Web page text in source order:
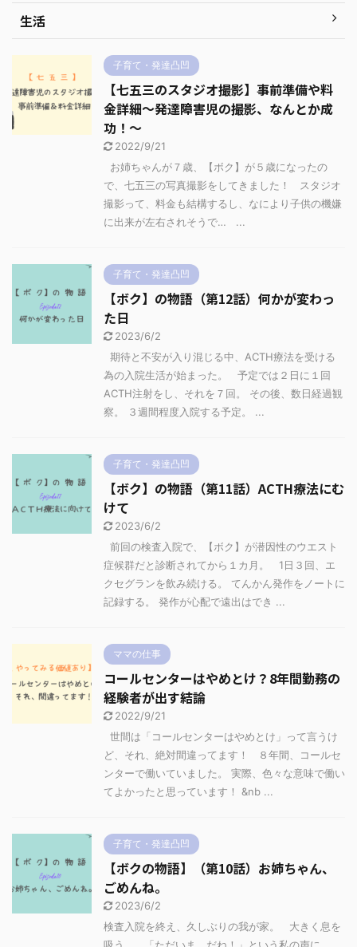
生活
子育て・発達凸凹
【七五三のスタジオ撮影】事前準備や料
金詳細～発達障害児の撮影、なんとか成
功！～
2022/9/21
お姉ちゃんが７歳、【ボク】が５歳になったの
で、七五三の写真撮影をしてきました！ スタジオ
撮影って、料金も結構するし、なにより子供の機嫌
に出来が左右されそうで… ...
子育て・発達凸凹
【ボク】の物語（第12話）何かが変わっ
た日
2023/6/2
期待と不安が入り混じる中、ACTH療法を受ける
為の入院生活が始まった。 予定では２日に１回
ACTH注射をし、それを７回。 その後、数日経過観
察。 ３週間程度入院する予定。 ...
子育て・発達凸凹
【ボク】の物語（第11話）ACTH療法にむ
けて
2023/6/2
前回の検査入院で、【ボク】が潜因性のウエスト
症候群だと診断されてから１カ月。 1日３回、エ
クセグランを飲み続ける。 てんかん発作をノートに
記録する。 発作が心配で遠出はでき ...
ママの仕事
コールセンターはやめとけ？8年間勤務の
経験者が出す結論
2022/9/21
世間は「コールセンターはやめとけ」って言うけ
ど、それ、絶対間違ってます！ ８年間、コールセ
ンターで働いていました。 実際、色々な意味で働い
てよかったと思っています！ &nb ...
子育て・発達凸凹
【ボクの物語】（第10話）お姉ちゃん、
ごめんね。
2023/6/2
検査入院を終え、久しぶりの我が家。 大きく息を